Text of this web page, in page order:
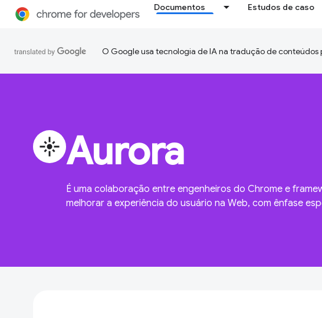
Documentos Estudos de caso
O Google usa tecnologia de IA na tradução de
flare Aurora
É uma colaboração entre engenheiros do Chrome e
melhorar a experiência do usuário na Web, com ênfase